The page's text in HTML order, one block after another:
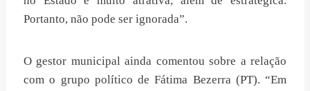
Portanto, não pode ser ignorada”.
O gestor municipal ainda comentou sobre a relação
com o grupo político de Fátima Bezerra (PT). “Em